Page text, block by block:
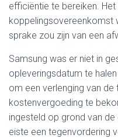
efficiëntie te bereiken.
koppelingsovereenkomst
sprake zou zijn van een
Samsung was er niet in
opleveringsdatum te
om een verlenging van de
kostenvergoeding te
ingesteld op grond van
eiste een tegenvordering